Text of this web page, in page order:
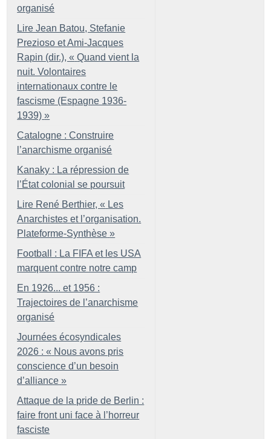
organisé
Lire Jean Batou, Stefanie
Prezioso et Ami-Jacques
Rapin (dir.), « Quand vient la
nuit. Volontaires
internationaux contre le
fascisme (Espagne 1936-
1939) »
Catalogne : Construire
l’anarchisme organisé
Kanaky : La répression de
l’État colonial se poursuit
Lire René Berthier, « Les
Anarchistes et l’organisation.
Plateforme-Synthèse »
Football : La FIFA et les USA
marquent contre notre camp
En 1926... et 1956 :
Trajectoires de l’anarchisme
organisé
Journées écosyndicales
2026 : « Nous avons pris
conscience d’un besoin
d’alliance »
Attaque de la pride de Berlin :
faire front uni face à l’horreur
fasciste